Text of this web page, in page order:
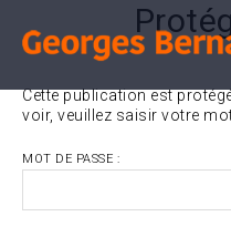
Cette publication est
voir, veuillez saisir votre
MOT DE PASSE :